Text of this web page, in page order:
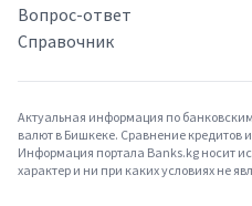
Вопрос-ответ
Справочник
Актуальная информация по
валют в Бишкеке. Сравнение кредитов
Информация портала Banks.kg носит
характер и ни при каких условиях не